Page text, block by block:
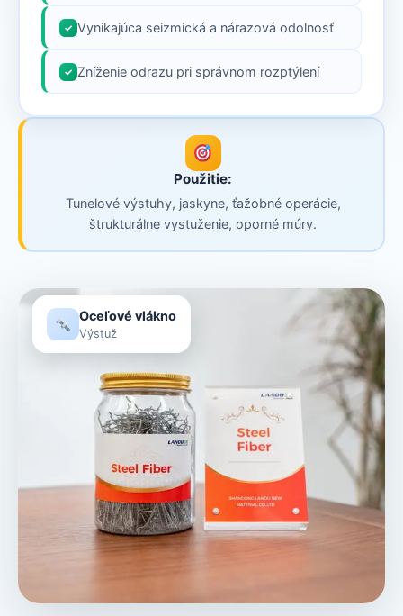
✓ Vynikajúca seizmická a nárazová odolnosť
✓ Zníženie odrazu pri správnom rozptýlení
Použitie:
Tunelové výstuhy, jaskyne, ťažobné operácie,
štrukturálne vystuženie, oporné múry.
Oceľové vlákno
Výstuž